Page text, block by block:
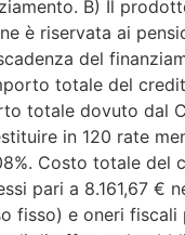
B) Il
è riservata ai
del
totale del
totale dovuto dal
in 120 rate
Costo totale del
pari a 8.161,67 €
fisso) e oneri fiscali